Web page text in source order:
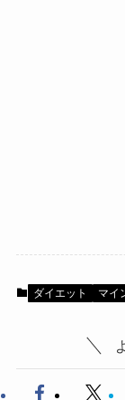
ダイエット マイ